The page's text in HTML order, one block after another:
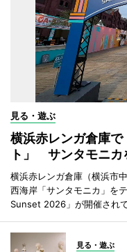
見る・遊ぶ
横浜赤レンガ倉庫
ト」 サンタモニ
横浜赤レンガ倉庫（横浜市
西海岸「サンタモニカ」を
Sunset 2026」が開催されて
見る・遊ぶ